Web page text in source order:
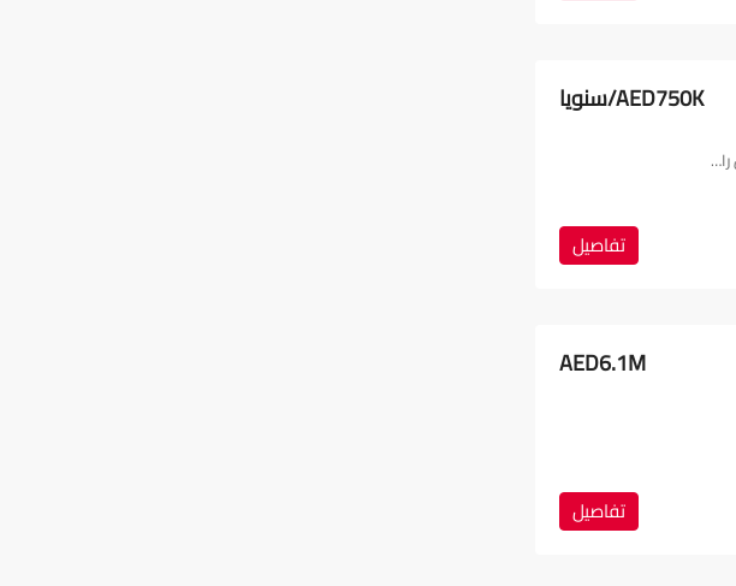
AED750K/سنويا
Sobha Hartland, شارع الميدان, ميدان, المركاض, حدائق الشيخ محمد بن راشد/وادي الصفا 1, دبي, الإمارات العربية المتحدة
تفاصيل
AED6.1M
تفاصيل